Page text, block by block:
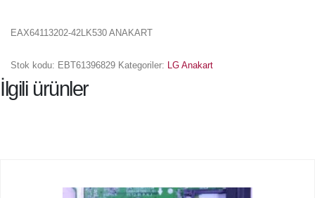
EAX64113202-42LK530 ANAKART
Stok kodu: EBT61396829 Kategoriler: LG Anakart
İlgili ürünler